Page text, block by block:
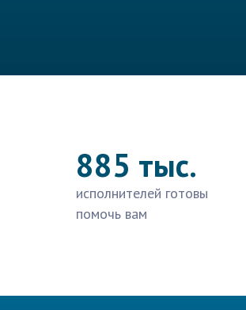
885 тыс.
исполнителей готовы
помочь вам